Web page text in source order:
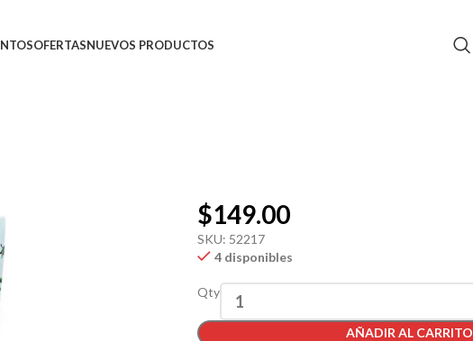
OFERTASNUEVOS PRODUCTOS
$149.00
SKU: 52217
4 disponibles
Qty
AÑADIR AL CARRITO